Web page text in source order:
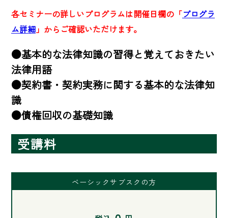
各セミナーの詳しいプログラムは開催日欄の「プログラ
ム詳細」からご確認いただけます。
●基本的な法律知識の習得と覚えておきたい
法律用語
●契約書・契約実務に関する基本的な法律知
識
●債権回収の基礎知識
受講料
ベーシックサブスクの方